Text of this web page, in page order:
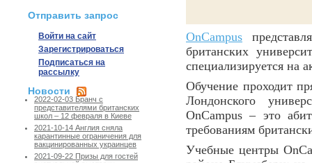
Отправить запрос
Войти на сайт
Зарегистрироваться
Подписаться на
рассылку
Новости
2022-02-03 Бранч с
представителями британских
школ – 12 февраля в Киеве
2021-10-14 Англия сняла
карантинные ограничения для
вакцинированных украинцев
2021-09-22 Призы для гостей
OnCampus
британских
специализируется на
Обучение проходит
Лондонского
OnCampus – это
требованиям
Учебные центры